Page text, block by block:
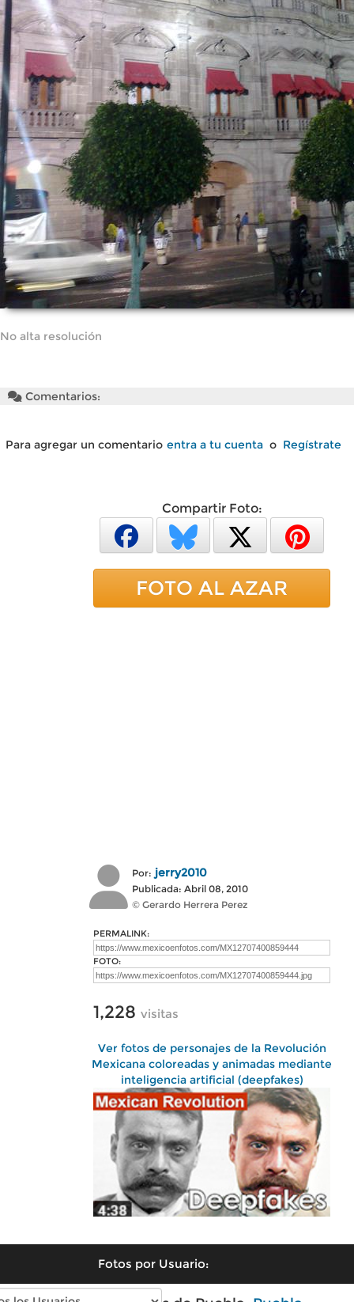
No alta resolución
Comentarios:
Para agregar un comentario entra a tu cuenta o Regístrate
Compartir Foto:
FOTO AL AZAR
Por: jerry2010
Publicada: Abril 08, 2010
© Gerardo Herrera Perez
PERMALINK:
FOTO:
1,228 visitas
Ver fotos de personajes de la Revolución
Mexicana coloreadas y animadas mediante
inteligencia artificial (deepfakes)
Fotos por Usuario: